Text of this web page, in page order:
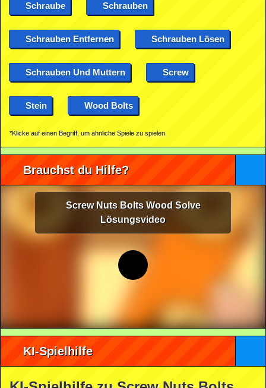
Schraube Schrauben
Schrauben Entfernen Schrauben Lösen
Schrauben Und Muttern Screw
Stein Wood Bolts
*Klicke auf einen Begriff, um ähnliche Spiele zu spielen.
Brauchst du Hilfe?
Screw Nuts Bolts Wood Solve
Lösungsvideo
KI-Spielhilfe